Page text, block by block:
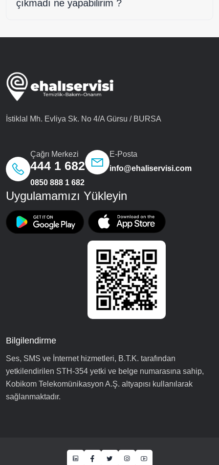
çıkmadı ne yapabilirim ?
İstiklal Mh. Evliya Sk. No 4/A Gürsu / BURSA
Çağrı Merkezi
444 1 682
0850 888 1 682
E-Posta
info@ehaliservisi.com
Uygulamamızı Yükleyin
Bilgilendirme
Ses, SMS ve İnternet hizmetleri, B.T.K. tarafından
yetkilendirilen STH-354 yetki ve belge numarasına sahip,
Kobikom Telekomünikasyon A.Ş. altyapısı kullanılarak
sağlanmaktadır.